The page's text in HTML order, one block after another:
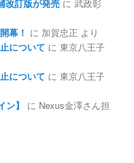
改訂版が発売 に武政彰
幕！ に 加賀忠正 より
について に東京八王子
について に東京八王子
】
に Nexus金澤さん担